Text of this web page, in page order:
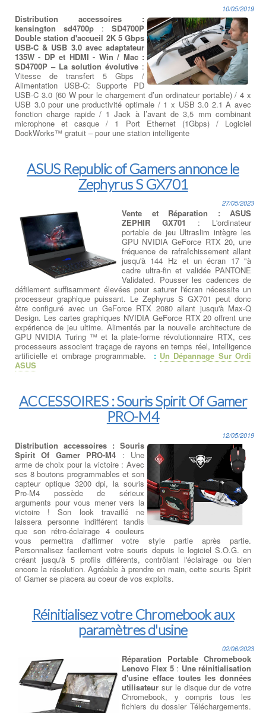
10/05/2019
Distribution accessoires :
kensington sd4700p : SD4700P
Double station d'accueil 2K 5 Gbps
USB-C & USB 3.0 avec adaptateur
135W - DP et HDMI - Win / Mac :
SD4700P – La solution évolutive :
Vitesse de transfert 5 Gbps /
Alimentation USB-C: Supporte PD
USB-C 3.0 (60 W pour le chargement d’un ordinateur portable) / 4 x
USB 3.0 pour une productivité optimale / 1 x USB 3.0 2.1 A avec
fonction charge rapide / 1 Jack à l’avant de 3,5 mm combinant
microphone et casque / 1 Port Ethernet (1Gbps) / Logiciel
DockWorks™ gratuit – pour une station intelligente
ASUS Republic of Gamers annonce le
Zephyrus S GX701
27/05/2023
Vente et Réparation : ASUS
ZEPHIR GX701
: L'ordinateur
portable de jeu Ultraslim intègre les
GPU NVIDIA GeForce RTX 20, une
fréquence de rafraîchissement allant
jusqu'à 144 Hz et un écran 17 "à
cadre ultra-fin et validée PANTONE
Validated. Pousser les cadences de
défilement suffisamment élevées pour saturer l'écran nécessite un
processeur graphique puissant. Le Zephyrus S GX701 peut donc
être configuré avec un GeForce RTX 2080 allant jusqu'à Max-Q
Design. Les cartes graphiques NVIDIA GeForce RTX 20 offrent une
expérience de jeu ultime. Alimentés par la nouvelle architecture de
GPU NVIDIA Turing ™ et la plate-forme révolutionnaire RTX, ces
processeurs associent traçage de rayons en temps réel, intelligence
artificielle et ombrage programmable. : Un Dépannage Sur Ordi
ASUS
ACCESSOIRES : Souris Spirit Of Gamer
PRO-M4
12/05/2019
Distribution accessoires : Souris
Spirit Of Gamer PRO-M4 : Une
arme de choix pour la victoire : Avec
ses 8 boutons programmables et son
capteur optique 3200 dpi, la souris
Pro-M4 possède de sérieux
arguments pour vous mener vers la
victoire ! Son look travaillé ne
laissera personne indifférent tandis
que son rétro-éclairage 4 couleurs
vous permettra d'affirmer votre style partie après partie.
Personnalisez facilement votre souris depuis le logiciel S.O.G. en
créant jusqu'à 5 profils différents, contrôlant l'éclairage ou bien
encore la résolution. Agréable à prendre en main, cette souris Spirit
of Gamer se placera au coeur de vos exploits.
Réinitialisez votre Chromebook aux
paramètres d'usine
02/06/2023
Réparation Portable Chromebook
Lenovo Flex 5: Une réinitialisation
d'usine efface toutes les données
utilisateur sur le disque dur de votre
Chromebook, y compris tous les
fichiers du dossier Téléchargements.